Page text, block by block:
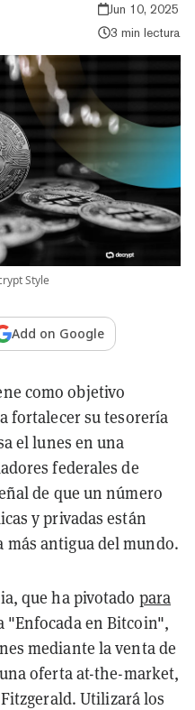
Jun 10, 2025
3 min lectura
Style
Add on Google
como objetivo
fortalecer su tesorería
el lunes en una
federales de
de que un número
y privadas están
antigua del mundo.
que ha pivotado para
"Enfocada en Bitcoin",
mediante la venta de
oferta at-the-market,
Utilizará los